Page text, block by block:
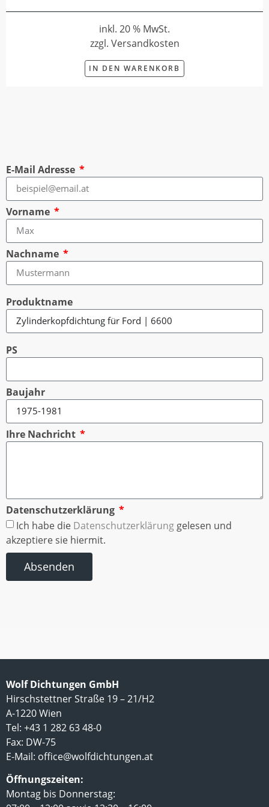
inkl. 20 % MwSt.
zzgl. Versandkosten
IN DEN WARENKORB
E-Mail Adresse
Vorname
Nachname
Produktname
PS
Baujahr
Ihre Nachricht
Datenschutzerklärung
Ich habe die Datenschutzerklärung gelesen und
akzeptiere sie hiermit.
Absenden
Wolf Dichtungen GmbH
Hirschstettner Straße 19 – 21/H2
A-1220 Wien
Tel: +43 1 282 63 48-0
Fax: DW-75
E-Mail: office@wolfdichtungen.at
Öffnungszeiten:
Montag bis Donnerstag: